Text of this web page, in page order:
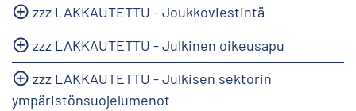
zzz LAKKAUTETTU - Joukkoviestintä
zzz LAKKAUTETTU - Julkinen oikeusapu
zzz LAKKAUTETTU - Julkisen sektorin
ympäristönsuojelumenot